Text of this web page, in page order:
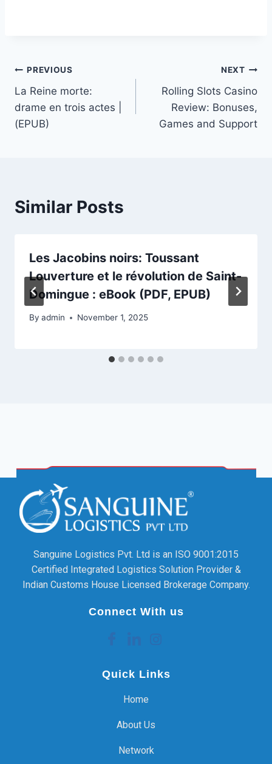
PREVIOUS
La Reine morte:
drame en trois actes |
(EPUB)
NEXT
Rolling Slots Casino
Review: Bonuses,
Games and Support
Similar Posts
Les Jacobins noirs: Toussant
Louverture et le révolution de Saint-
Domingue : eBook (PDF, EPUB)
By admin November 1, 2025
Sanguine Logistics Pvt. Ltd is an ISO 9001:2015
Certified Integrated Logistics Solution Provider &
Indian Customs House Licensed Brokerage Company.
Connect With us
Quick Links
Home
About Us
Network